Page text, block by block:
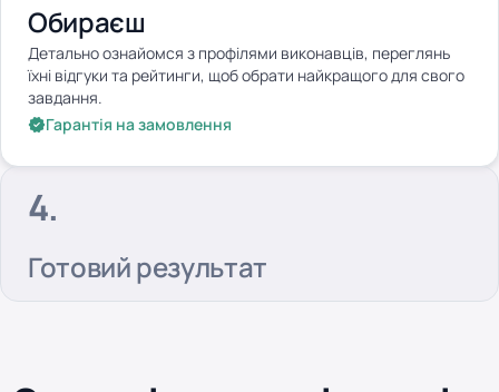
Обираєш
Детально ознайомся з профілями виконавців, переглянь
їхні відгуки та рейтинги, щоб обрати найкращого для свого
завдання.
Гарантія на замовлення
Готовий результат